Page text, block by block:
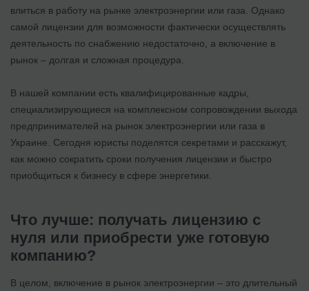
влиться в работу на рынке электроэнергии или газа. Однако
самой лицензии для возможности фактически осуществлять
деятельность по снабжению недостаточно, а включение в
рынок – долгая и сложная процедура.
В нашей компании есть квалифицированные кадры,
специализирующиеся на комплексном сопровождении выхода
предпринимателей на рынок электроэнергии или газа в
Украине. Сегодня юристы поделятся секретами и расскажут,
как можно сократить сроки получения лицензии и быстро
приобщиться к бизнесу в сфере энергетики.
Что лучше: получать лицензию с
нуля или приобрести уже готовую
компанию?
В целом, включение в рынок электроэнергии – это длительный